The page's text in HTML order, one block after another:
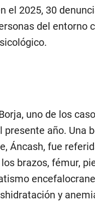
el 2025, 30
del entorno
uno de los
año. Una
Áncash, fue
brazos, fémur,
y